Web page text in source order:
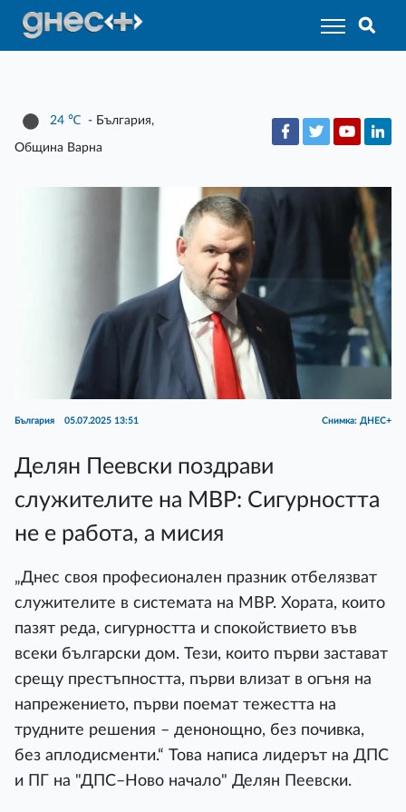
24 ℃ - България,
Община Варна
България 05.07.2025 13:51 Снимка: ДНЕС+
Делян Пеевски поздрави
служителите на МВР: Сигурността
не е работа, а мисия
„Днес своя професионален празник отбелязват
служителите в системата на МВР. Хората, които
пазят реда, сигурността и спокойствието във
всеки български дом. Тези, които първи застават
срещу престъпността, първи влизат в огъня на
напрежението, първи поемат тежестта на
трудните решения – денонощно, без почивка,
без аплодисменти.“ Това написа лидерът на ДПС
и ПГ на "ДПС–Ново начало" Делян Пеевски.